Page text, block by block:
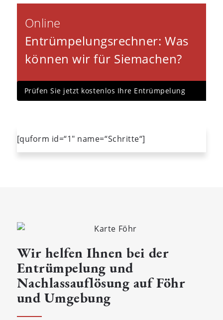
Online
Entrümpelungsrechner: Was
können wir für Siemachen?
Prüfen Sie jetzt kostenlos Ihre Entrümpelung
[quform id=“1″ name=“Schritte“]
Wir helfen Ihnen bei der
Entrümpelung und
Nachlassauflösung auf Föhr
und Umgebung